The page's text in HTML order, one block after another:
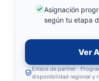
Asignación
según tu etapa
Ver
Enlace de partner ·
disponibilidad regional y